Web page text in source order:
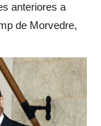
anteriores a
de Morvedre,